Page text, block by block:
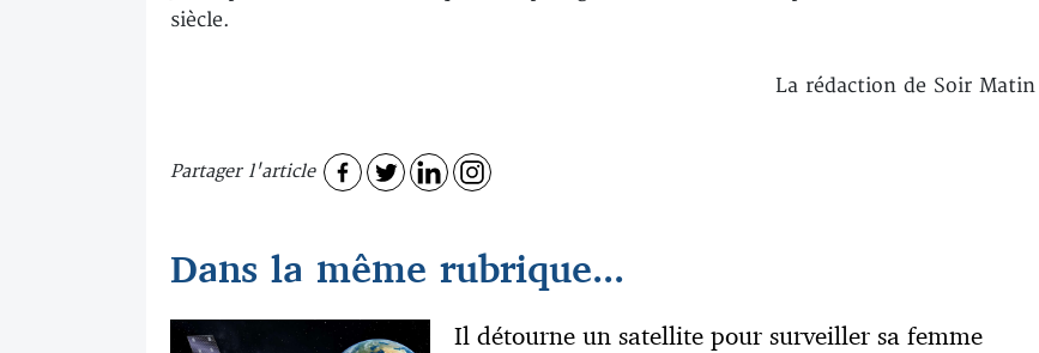
siècle.
La rédaction de Soir Matin
Partager l'article
Dans la même rubrique...
Il détourne un satellite pour surveiller sa femme